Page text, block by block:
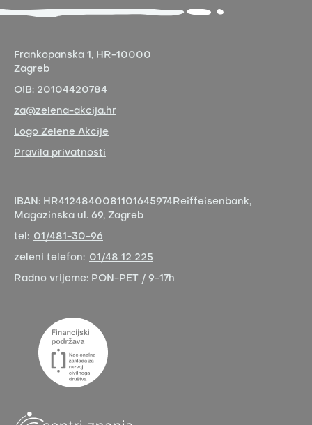
Frankopanska 1, HR-10000
Zagreb
OIB: 20104420784
za@zelena-akcija.hr
Logo Zelene Akcije
Pravila privatnosti
IBAN: HR4124840081101645974 Reiffeisenbank,
Magazinska ul. 69, Zagreb
tel: 01/481-30-96
zeleni telefon: 01/48 12 225
Radno vrijeme: PON-PET / 9-17h